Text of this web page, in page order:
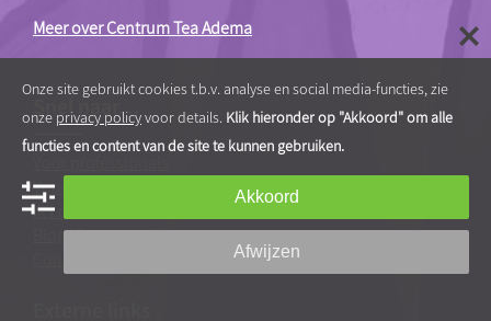
Meer over Centrum Tea Adema
Snel naar…
Voor ouders
Ik Leer Leren®
Blog|Blogarchief
Onze site gebruikt cookies t.b.v. analyse en social media-functies, zie
onze privacy policyvoor details. Klik hieronder op "Akkoord" om alle
functies en content van de site te kunnen gebruiken.
Akkoord
Afwijzen